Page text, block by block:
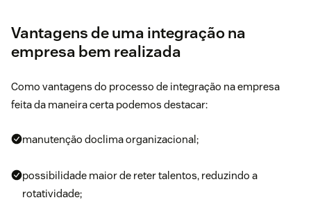
Vantagens de uma integração na
empresa bem realizada
Como vantagens do processo de integração na empresa
feita da maneira certa podemos destacar:
manutenção doclima organizacional ;
possibilidade maior de reter talentos, reduzindo a
rotatividade;